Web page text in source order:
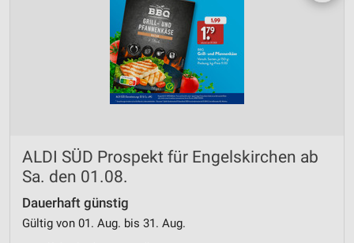
ALDI SÜD Prospekt für Engelskirchen ab
Sa. den 01.08.
Dauerhaft günstig
Gültig von 01. Aug. bis 31. Aug.